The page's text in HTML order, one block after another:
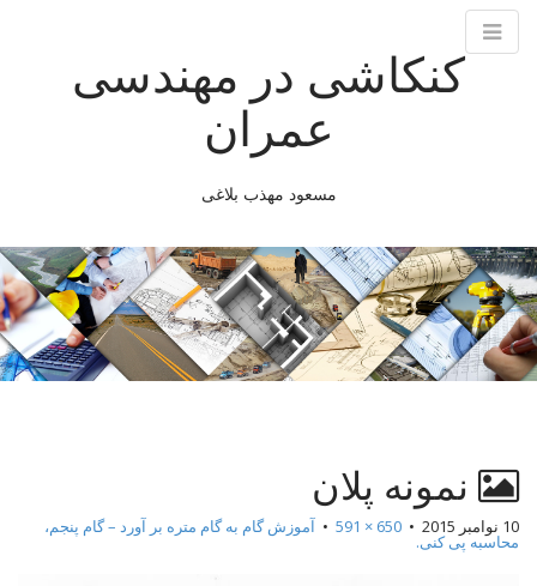
کنکاشی در مهندسی
عمران
مسعود مهذب بلاغی
M
a
i
n
m
k
i
p
t
o
t
e
n
t
نمونه پلان
10 نوامبر 2015 •
650 × 591
• آموزش گام به گام متره بر آورد – گام پنجم،
محاسبه پی کنی.